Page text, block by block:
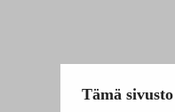
Tämä